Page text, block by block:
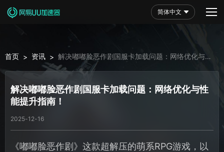
简体中文
首页 > 资讯 > 解决嘟嘟脸恶作剧国服卡加载问题：网络优化与性
能提升指南！
解决嘟嘟脸恶作剧国服卡加载问题：网络优化与性
能提升指南！
2025-12-16
《嘟嘟脸恶作剧》这款超解压的萌系RPG游戏，以